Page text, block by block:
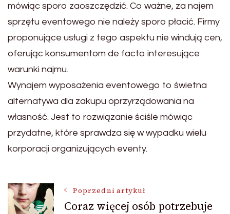
mówiąc sporo zaoszczędzić. Co ważne, za najem
sprzętu eventowego nie należy sporo płacić. Firmy
proponujące usługi z tego aspektu nie windują cen,
oferując konsumentom de facto interesujące
warunki najmu.
Wynajem wyposażenia eventowego to świetna
alternatywa dla zakupu oprzyrządowania na
własność. Jest to rozwiązanie ściśle mówiąc
przydatne, które sprawdza się w wypadku wielu
korporacji organizujących eventy.
NawigacjaPoprzedni artykuł
Coraz więcej osób potrzebuje